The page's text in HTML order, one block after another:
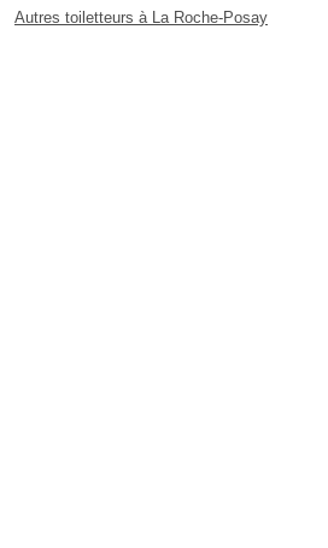
Autres toiletteurs à La Roche-Posay